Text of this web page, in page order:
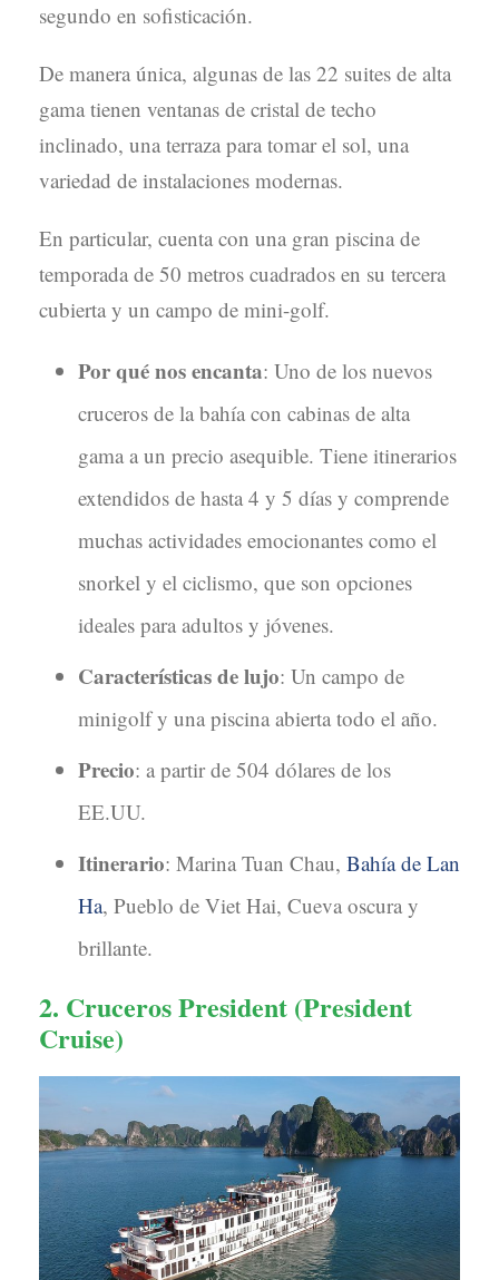
segundo en sofisticación.
De manera única, algunas de las 22 suites de alta
gama tienen ventanas de cristal de techo
inclinado, una terraza para tomar el sol, una
variedad de instalaciones modernas.
En particular, cuenta con una gran piscina de
temporada de 50 metros cuadrados en su tercera
cubierta y un campo de mini-golf.
Por qué nos encanta: Uno de los nuevos
cruceros de la bahía con cabinas de alta
gama a un precio asequible. Tiene itinerarios
extendidos de hasta 4 y 5 días y comprende
muchas actividades emocionantes como el
snorkel y el ciclismo, que son opciones
ideales para adultos y jóvenes.
Características de lujo: Un campo de
minigolf y una piscina abierta todo el año.
Precio: a partir de 504 dólares de los
EE.UU.
Itinerario: Marina Tuan Chau, Bahía de Lan
Ha, Pueblo de Viet Hai, Cueva oscura y
brillante.
2. Cruceros President (President
Cruise)